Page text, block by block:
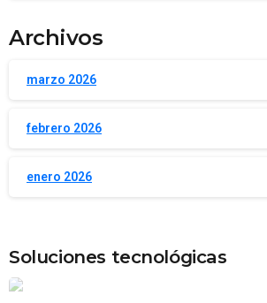
Archivos
marzo 2026
febrero 2026
enero 2026
Soluciones tecnológicas